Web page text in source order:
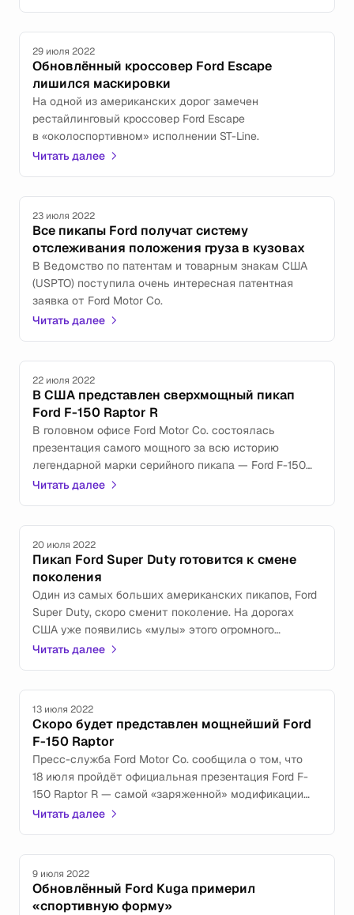
29 июля 2022
Обновлённый кроссовер Ford Escape
лишился маскировки
На одной из американских дорог замечен
рестайлинговый кроссовер Ford Escape
в «околоспортивном» исполнении ST-Line.
Читать далее
23 июля 2022
Все пикапы Ford получат систему
отслеживания положения груза в кузовах
В Ведомство по патентам и товарным знакам США
(USPTO) поступила очень интересная патентная
заявка от Ford Motor Co.
Читать далее
22 июля 2022
В США представлен сверхмощный пикап
Ford F-150 Raptor R
В головном офисе Ford Motor Co. состоялась
презентация самого мощного за всю историю
легендарной марки серийного пикапа — Ford F-150
Raptor R.
Читать далее
20 июля 2022
Пикап Ford Super Duty готовится к смене
поколения
Один из самых больших американских пикапов, Ford
Super Duty, скоро сменит поколение. На дорогах
США уже появились «мулы» этого огромного
и мощного автомобиля.
Читать далее
13 июля 2022
Скоро будет представлен мощнейший Ford
F-150 Raptor
Пресс-служба Ford Motor Co. сообщила о том, что
18 июля пройдёт официальная презентация Ford F-
150 Raptor R — самой «заряженной» модификации
культового пикапа.
Читать далее
9 июля 2022
Обновлённый Ford Kuga примерил
«спортивную форму»